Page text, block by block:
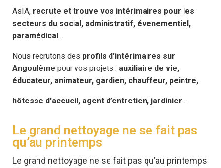
AsIA, recrute et trouve vos intérimaires pour les
secteurs du social, administratif, évenementiel,
paramédical…
Nous recrutons des profls d’intérimaires sur
Angoulême pour vos projets : auxiliaire de vie,
éducateur, animateur, gardien, chauffeur, peintre,
hôtesse d’accueil, agent d’entretien, jardinier…
Le grand nettoyage ne se fait pas
qu’au printemps
Le grand nettoyage ne se fait pas qu’au printemps